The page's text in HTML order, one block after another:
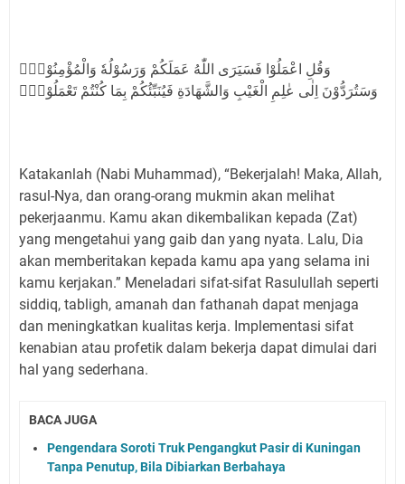
وَقُلِ اعْمَلُوْا فَسَيَرَى اللّٰهُ عَمَلَكُمْ وَرَسُوْلُهٗ وَالْمُؤْمِنُوْنَۗ
Katakanlah (Nabi Muhammad), “Bekerjalah! Maka, Allah,
rasul-Nya, dan orang-orang mukmin akan melihat
pekerjaanmu. Kamu akan dikembalikan kepada (Zat)
yang mengetahui yang gaib dan yang nyata. Lalu, Dia
akan memberitakan kepada kamu apa yang selama ini
kamu kerjakan.” Meneladari sifat-sifat Rasulullah seperti
siddiq, tabligh, amanah dan fathanah dapat menjaga
dan meningkatkan kualitas kerja. Implementasi sifat
kenabian atau profetik dalam bekerja dapat dimulai dari
hal yang sederhana.
BACA JUGA
Pengendara Soroti Truk Pengangkut Pasir di Kuningan
Tanpa Penutup, Bila Dibiarkan Berbahaya